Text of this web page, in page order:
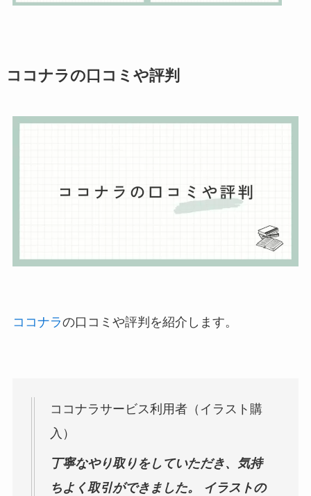
ココナラの口コミや評判
ココナラの口コミや評判を紹介します。
ココナラサービス利用者（イラスト購
入）
丁寧なやり取りをしていただき、気持
ちよく取引ができました。 イラストの